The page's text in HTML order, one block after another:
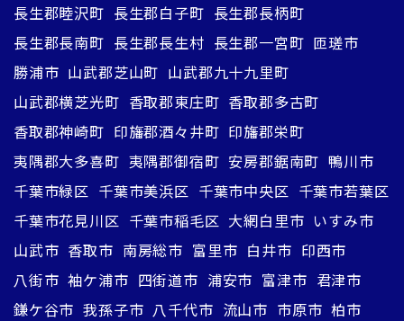
長生郡睦沢町 長生郡白子町 長生郡長柄町
長生郡長南町 長生郡長生村 長生郡一宮町 匝瑳市
勝浦市 山武郡芝山町 山武郡九十九里町
山武郡横芝光町 香取郡東庄町 香取郡多古町
香取郡神崎町 印旛郡酒々井町 印旛郡栄町
夷隅郡大多喜町 夷隅郡御宿町 安房郡鋸南町 鴨川市
千葉市緑区 千葉市美浜区 千葉市中央区 千葉市若葉区
千葉市花見川区 千葉市稲毛区 大網白里市 いすみ市
山武市 香取市 南房総市 富里市 白井市 印西市
八街市 袖ケ浦市 四街道市 浦安市 富津市 君津市
鎌ケ谷市 我孫子市 八千代市 流山市 市原市 柏市